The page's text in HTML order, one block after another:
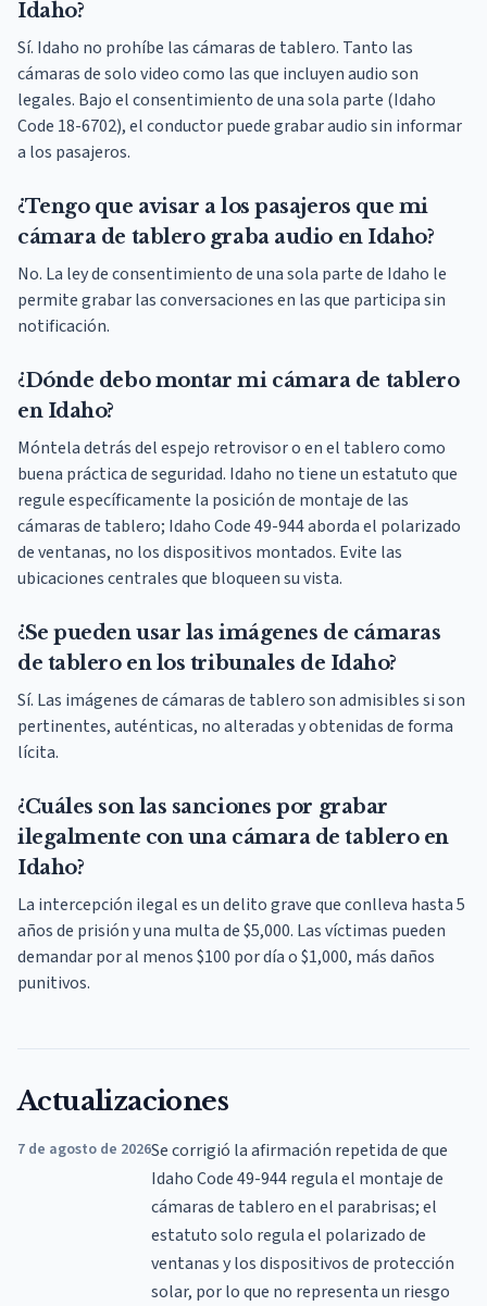
Idaho?
Sí. Idaho no prohíbe las cámaras de tablero. Tanto las
cámaras de solo video como las que incluyen audio son
legales. Bajo el consentimiento de una sola parte (Idaho
Code 18-6702), el conductor puede grabar audio sin informar
a los pasajeros.
¿Tengo que avisar a los pasajeros que mi
cámara de tablero graba audio en Idaho?
No. La ley de consentimiento de una sola parte de Idaho le
permite grabar las conversaciones en las que participa sin
notificación.
¿Dónde debo montar mi cámara de tablero
en Idaho?
Móntela detrás del espejo retrovisor o en el tablero como
buena práctica de seguridad. Idaho no tiene un estatuto que
regule específicamente la posición de montaje de las
cámaras de tablero; Idaho Code 49-944 aborda el polarizado
de ventanas, no los dispositivos montados. Evite las
ubicaciones centrales que bloqueen su vista.
¿Se pueden usar las imágenes de cámaras
de tablero en los tribunales de Idaho?
Sí. Las imágenes de cámaras de tablero son admisibles si son
pertinentes, auténticas, no alteradas y obtenidas de forma
lícita.
¿Cuáles son las sanciones por grabar
ilegalmente con una cámara de tablero en
Idaho?
La intercepción ilegal es un delito grave que conlleva hasta 5
años de prisión y una multa de $5,000. Las víctimas pueden
demandar por al menos $100 por día o $1,000, más daños
punitivos.
Actualizaciones
7 de agosto de 2026Se corrigió la afirmación repetida de que
Idaho Code 49-944 regula el montaje de
cámaras de tablero en el parabrisas; el
estatuto solo regula el polarizado de
ventanas y los dispositivos de protección
solar, por lo que no representa un riesgo